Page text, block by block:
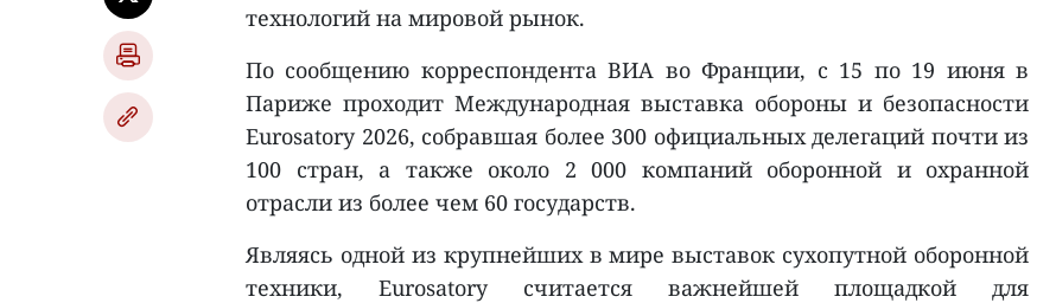
технологий на мировой рынок.
По сообщению корреспондента ВИА во Франции, с 15 по 19 июня в
Париже проходит Международная выставка обороны и безопасности
Eurosatory 2026, собравшая более 300 официальных делегаций почти из
100 стран, а также около 2 000 компаний оборонной и охранной
отрасли из более чем 60 государств.
Являясь одной из крупнейших в мире выставок сухопутной оборонной
техники, Eurosatory считается важнейшей площадкой для